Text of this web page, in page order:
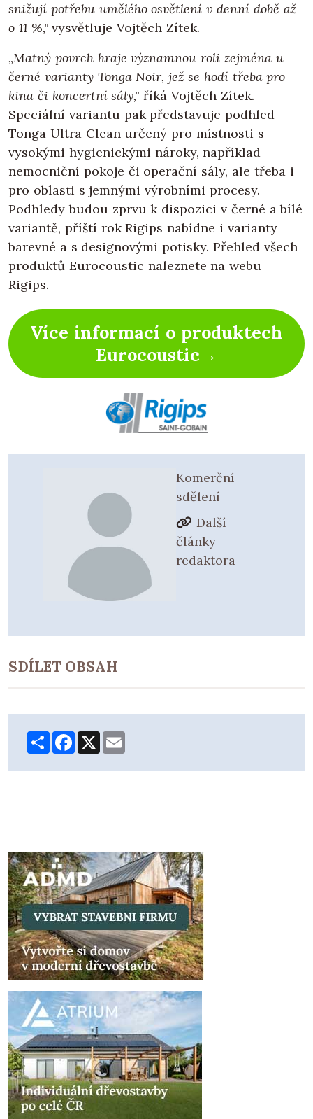
snižují potřebu umělého osvětlení v denní době až
o 11 %,"vysvětluje Vojtěch Zítek.
„Matný povrch hraje významnou roli zejména u
černé varianty Tonga Noir, jež se hodí třeba pro
kina či koncertní sály," říká Vojtěch Zítek.
Speciální variantu pak představuje podhled
Tonga Ultra Clean určený pro místnosti s
vysokými hygienickými nároky, například
nemocniční pokoje či operační sály, ale třeba i
pro oblasti s jemnými výrobními procesy.
Podhledy budou zprvu k dispozici v černé a bílé
variantě, příští rok Rigips nabídne i varianty
barevné a s designovými potisky. Přehled všech
produktů Eurocoustic naleznete na webu
Rigips.
Více informací o produktech
Eurocoustic→
Komerční
sdělení
Další
články
redaktora
SDÍLET OBSAH
ShareFacebook
X